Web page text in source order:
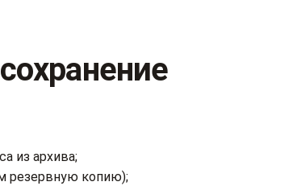
из архива;
резервную копию);